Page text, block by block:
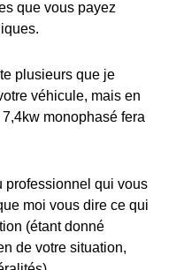
que vous payez
plusieurs que je
véhicule, mais en
monophasé fera
professionnel qui vous
moi vous dire ce qui
(étant donné
de votre situation,